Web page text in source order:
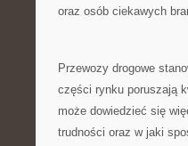
oraz osób ciekawych
Przewozy drogowe
części rynku poruszają
może dowiedzieć się
trudności oraz w jaki